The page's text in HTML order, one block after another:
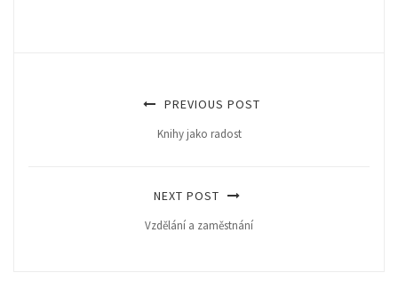
PREVIOUS POST
Knihy jako radost
NEXT POST
Vzdělání a zaměstnání